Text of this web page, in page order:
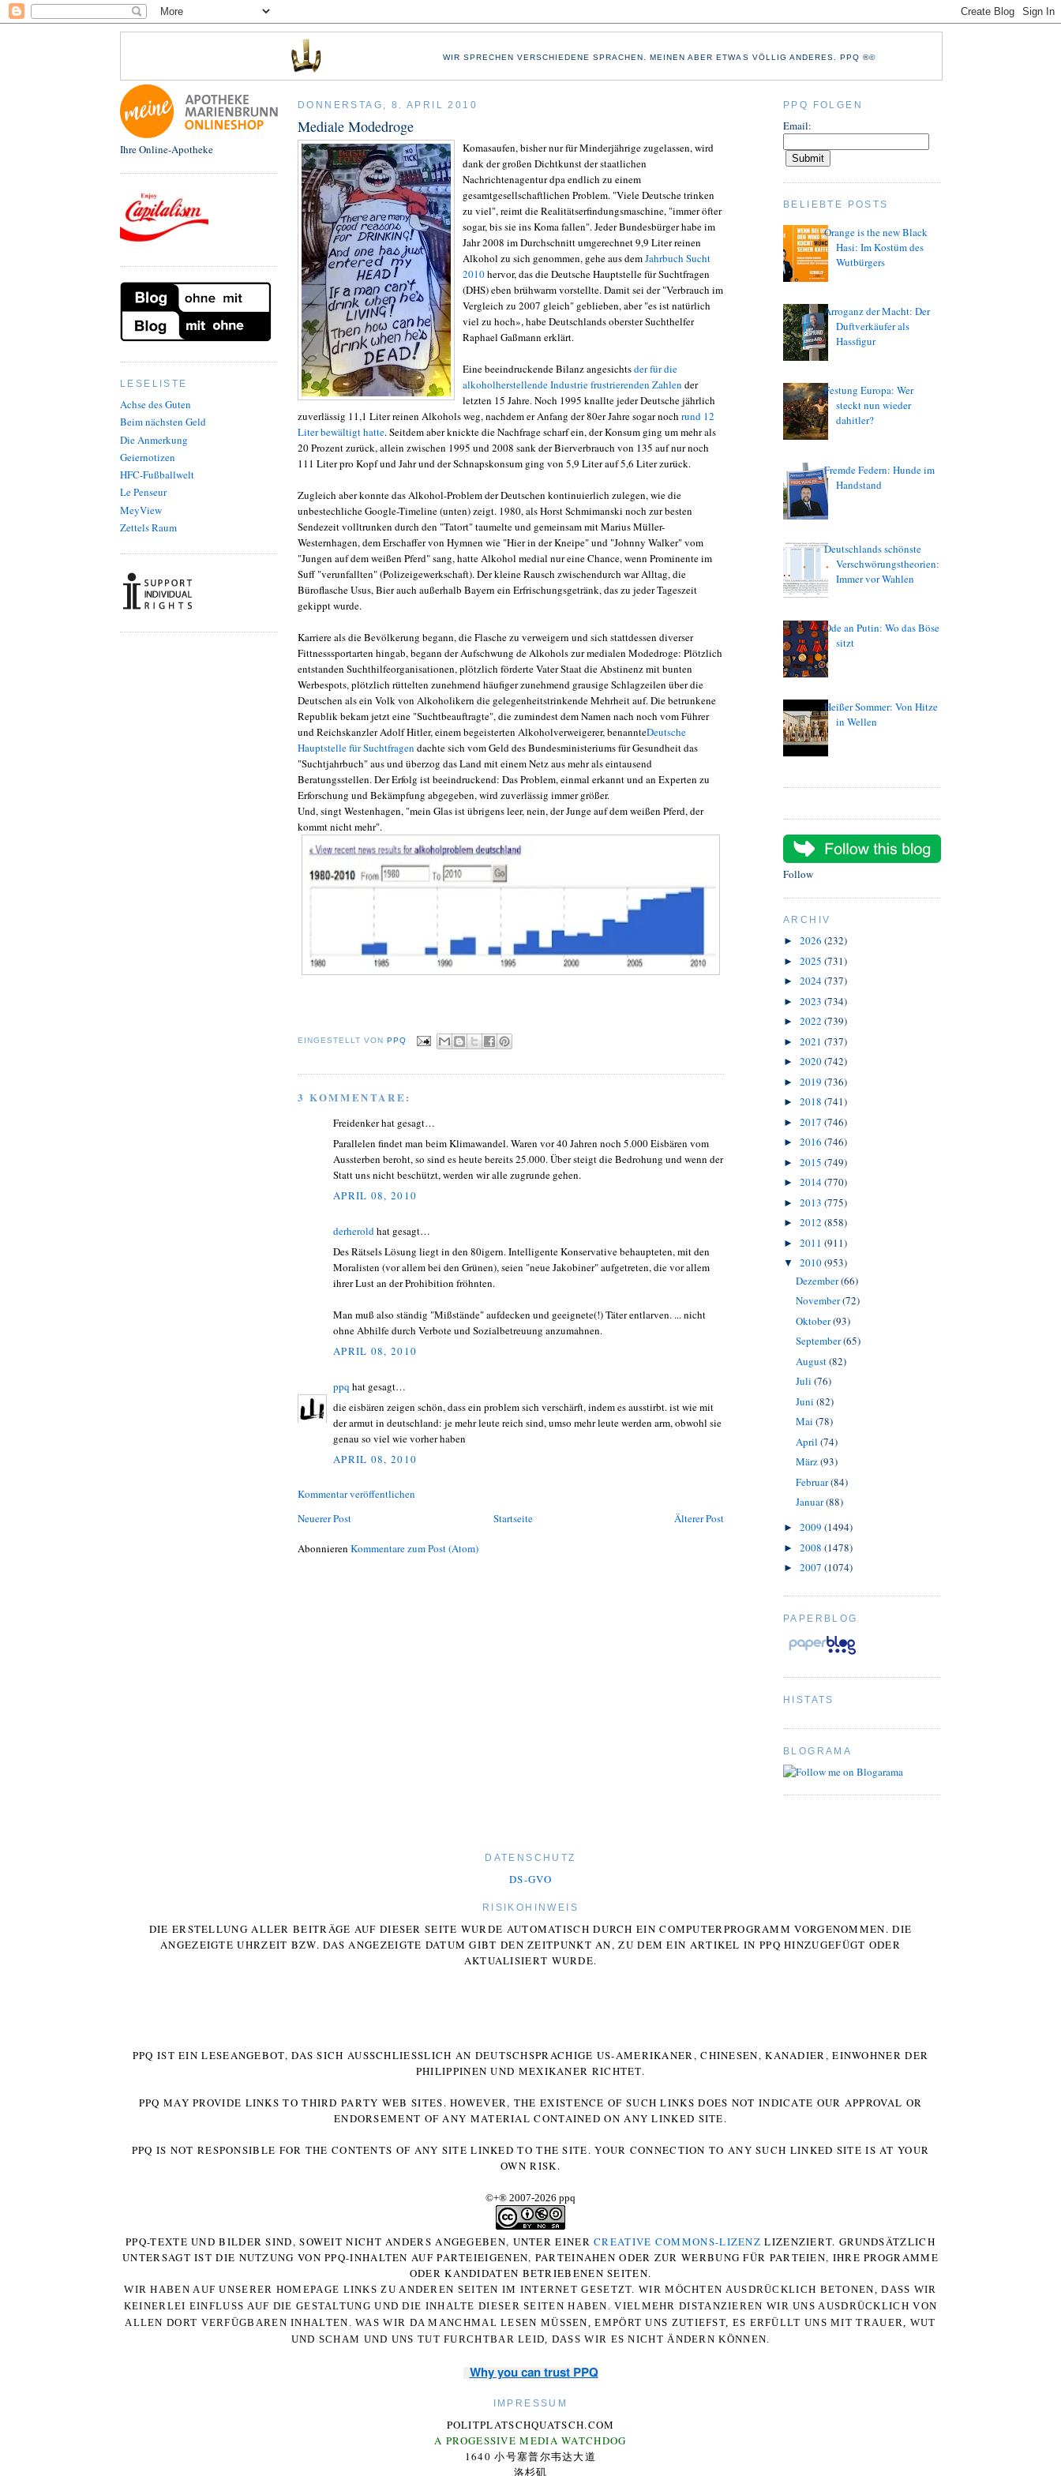
WIR SPRECHEN VERSCHIEDENE SPRACHEN. MEINEN ABER ETWAS VÖLLIG ANDERES. PPQ ®©
Ihre Online-Apotheke
LESELISTE
Achse des Guten
Beim nächsten Geld
Die Anmerkung
Geiernotizen
HFC-Fußballwelt
Le Penseur
MeyView
Zettels Raum
DONNERSTAG, 8. APRIL 2010
Mediale Modedroge
Komasaufen, bisher nur für Minderjährige zugelassen, wird
dank der großen Dichtkunst der staatlichen
Nachrichtenagentur dpa endlich zu einem
gesamtgesellschaftlichen Problem. "Viele Deutsche trinken
zu viel", reimt die Realitätserfindungsmaschine, "immer öfter
sogar, bis sie ins Koma fallen". Jeder Bundesbürger habe im
Jahr 2008 im Durchschnitt umgerechnet 9,9 Liter reinen
Alkohol zu sich genommen, gehe aus demJahrbuch Sucht
2010hervor, das die Deutsche Hauptstelle für Suchtfragen
(DHS) eben brühwarm vorstellte. Damit sei der "Verbrauch im
Vergleich zu 2007 gleich" geblieben, aber "es ist natürlich
viel zu hoch», habe Deutschlands oberster Suchthelfer
Raphael Gaßmann erklärt.
Eine beeindruckende Bilanz angesichtsder für die
alkoholherstellende Industrie frustrierenden Zahlen der
letzten 15 Jahre. Noch 1995 knallte jeder Deutsche jährlich
zuverlässig 11,1 Liter reinen Alkohols weg, nachdem er Anfang der 80er Jahre sogar noch rund 12
Liter bewältigt hatte. Seitdem aber knickte die Nachfrage scharf ein, der Konsum ging um mehr als
20 Prozent zurück, allein zwischen 1995 und 2008 sank der Bierverbrauch von 135 auf nur noch
111 Liter pro Kopf und Jahr und der Schnapskonsum ging von 5,9 Liter auf 5,6 Liter zurück.
Zugleich aber konnte das Alkohol-Problem der Deutschen kontinuierlich zulegen, wie die
unbestechliche Google-Timeline (unten) zeigt. 1980, als Horst Schmimanski noch zur besten
Sendezeit volltrunken durch den "Tatort" taumelte und gemeinsam mit Marius Müller-
Westernhagen, dem Erschaffer von Hymnen wie "Hier in der Kneipe" und "Johnny Walker" vom
"Jungen auf dem weißen Pferd" sang, hatte Alkohol medial nur eine Chance, wenn Prominente im
Suff "verunfallten" (Polizeigewerkschaft). Der kleine Rausch zwischendurch war Alltag, die
Büroflasche Usus, Bier auch außerhalb Bayern ein Erfrischungsgetränk, das zu jeder Tageszeit
gekippt wurde.
Karriere als die Bevölkerung begann, die Flasche zu verweigern und sich stattdessen diverser
Fittnesssportarten hingab, begann der Aufschwung de Alkohols zur medialen Modedroge: Plötzlich
entstanden Suchthilfeorganisationen, plötzlich förderte Vater Staat die Abstinenz mit bunten
Werbespots, plötzlich rüttelten zunehmend häufiger zunehmend grausige Schlagzeilen über die
Deutschen als ein Volk von Alkoholikern die gelegenheitstrinkende Mehrheit auf. Die betrunkene
Republik bekam jetzt eine "Suchtbeauftragte", die zumindest dem Namen nach noch vom Führer
und Reichskanzler Adolf Hitler, einem begeisterten Alkoholverweigerer, benannteDeutsche
Hauptstelle für Suchtfragen dachte sich vom Geld des Bundesministeriums für Gesundheit das
"Suchtjahrbuch" aus und überzog das Land mit einem Netz aus mehr als eintausend
Beratungsstellen. Der Erfolg ist beeindruckend: Das Problem, einmal erkannt und an Experten zu
Erforschung und Bekämpfung abgegeben, wird zuverlässig immer größer.
Und, singt Westenhagen, "mein Glas ist übrigens leer, nein, der Junge auf dem weißen Pferd, der
kommt nicht mehr".
EINGESTELLT VON PPQ
3 KOMMENTARE:
Freidenker hat gesagt…
Parallelen findet man beim Klimawandel. Waren vor 40 Jahren noch 5.000 Eisbären vom
Aussterben beroht, so sind es heute bereits 25.000. Über steigt die Bedrohung und wenn der
Statt uns nicht beschützt, werden wir alle zugrunde gehen.
APRIL 08, 2010
derheroldhat gesagt…
Des Rätsels Lösung liegt in den 80igern. Intelligente Konservative behaupteten, mit den
Moralisten (vor allem bei den Grünen), seien "neue Jakobiner" aufgetreten, die vor allem
ihrer Lust an der Prohibition fröhnten.
Man muß also ständig "Mißstände" aufdecken und geeignete(!) Täter entlarven. ... nicht
ohne Abhilfe durch Verbote und Sozialbetreuung anzumahnen.
APRIL 08, 2010
ppq hat gesagt…
die eisbären zeigen schön, dass ein problem sich verschärft, indem es ausstirbt. ist wie mit
der armut in deutschland: je mehr leute reich sind, umso mehr leute werden arm, obwohl sie
genau so viel wie vorher haben
APRIL 08, 2010
Kommentar veröffentlichen
Neuerer Post
Älterer Post
Startseite
Abonnieren Kommentare zum Post (Atom)
PPQ FOLGEN
Email:
BELIEBTE POSTS
Orange is the new Black
Hasi: Im Kostüm des
Wutbürgers
Arroganz der Macht: Der
Duftverkäufer als
Hassfigur
Festung Europa: Wer
steckt nun wieder
dahitler?
Fremde Federn: Hunde im
Handstand
Deutschlands schönste
Verschwörungstheorien:
Immer vor Wahlen
Ode an Putin: Wo das Böse
sitzt
Heißer Sommer: Von Hitze
in Wellen
Follow
ARCHIV
► 2026 (232)
► 2025 (731)
► 2024(737)
► 2023 (734)
► 2022 (739)
► 2021 (737)
► 2020(742)
► 2019 (736)
► 2018 (741)
► 2017 (746)
► 2016 (746)
► 2015 (749)
► 2014(770)
► 2013 (775)
► 2012 (858)
► 2011 (911)
▼ 2010(953)
Dezember(66)
November(72)
Oktober(93)
September(65)
August(82)
Juli (76)
Juni (82)
Mai (78)
April (74)
März(93)
Februar(84)
Januar(88)
► 2009 (1494)
► 2008 (1478)
► 2007 (1074)
PAPERBLOG
HISTATS
BLOGRAMA
DATENSCHUTZ
DS-GVO
RISIKOHINWEIS
DIE ERSTELLUNG ALLER BEITRÄGE AUF DIESER SEITE WURDE AUTOMATISCH DURCH EIN COMPUTERPROGRAMM VORGENOMMEN. DIE
ANGEZEIGTE UHRZEIT BZW. DAS ANGEZEIGTE DATUM GIBT DEN ZEITPUNKT AN, ZU DEM EIN ARTIKEL IN PPQ HINZUGEFÜGT ODER
AKTUALISIERT WURDE.
PPQ IST EIN LESEANGEBOT, DAS SICH AUSSCHLIESSLICH AN DEUTSCHSPRACHIGE US-AMERIKANER, CHINESEN, KANADIER, EINWOHNER DER P
HILIPPINEN UND MEXIKANER RICHTET.
PPQ MAY PROVIDE LINKS TO THIRD PARTY WEB SITES. HOWEVER, THE EXISTENCE OF SUCH LINKS DOES NOT INDICATE OUR APPROVAL OR
ENDORSEMENT OF ANY MATERIAL CONTAINED ON ANY LINKED SITE.
PPQ IS NOT RESPONSIBLE FOR THE CONTENTS OF ANY SITE LINKED TO THE SITE. YOUR CONNECTION TO ANY SUCH LINKED SITE IS AT YOUR
OWN RISK.
©+® 2007-2026 ppq
PPQ-TEXTE UND BILDER SIND, SOWEIT NICHT ANDERS ANGEGEBEN, UNTER EINERCREATIVE COMMONS-LIZENZ LIZENZIERT. GRUNDSÄTZLICH
UNTERSAGT IST DIE NUTZUNG VON PPQ-INHALTEN AUF PARTEIEIGENEN, PARTEINAHEN ODER ZUR WERBUNG FÜR PARTEIEN, IHRE PROGRAMME
ODER KANDIDATEN BETRIEBENEN SEITEN.
WIR HABEN AUF UNSERER HOMEPAGE LINKS ZU ANDEREN SEITEN IM INTERNET GESETZT. WIR MÖCHTEN AUSDRÜCKLICH BETONEN, DASS WIR
KEINERLEI EINFLUSS AUF DIE GESTALTUNG UND DIE INHALTE DIESER SEITEN HABEN. VIELMEHR DISTANZIEREN WIR UNS AUSDRÜCKLICH VON
ALLEN DORT VERFÜGBAREN INHALTEN. WAS WIR DA MANCHMAL LESEN MÜSSEN, EMPÖRT UNS ZUTIEFST, ES ERFÜLLT UNS MIT TRAUER, WUT
UND SCHAM UND UNS TUT FURCHTBAR LEID, DASS WIR ES NICHT ÄNDERN KÖNNEN.
Why you can trust PPQ
IMPRESSUM
POLITPLATSCHQUATSCH.COM
A PROGESSIVE MEDIA WATCHDOG
1640 小号塞普尔韦达大道
洛杉矶